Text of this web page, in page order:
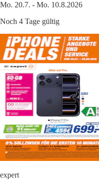
Mo. 20.7. - Mo. 10.8.2026
Noch 4 Tage gültig
expert